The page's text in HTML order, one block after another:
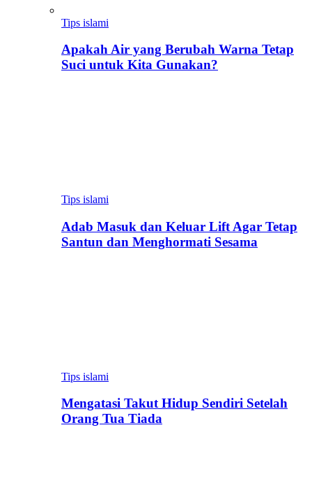
Tips islami
Apakah Air yang Berubah Warna Tetap
Suci untuk Kita Gunakan?
Tips islami
Adab Masuk dan Keluar Lift Agar Tetap
Santun dan Menghormati Sesama
Tips islami
Mengatasi Takut Hidup Sendiri Setelah
Orang Tua Tiada